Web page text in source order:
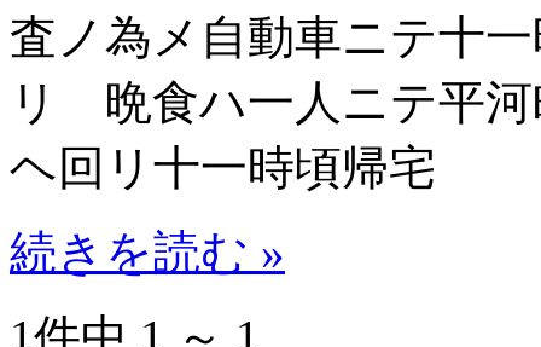
査ノ為メ自動車ニテ十
リ 晩食ハ一人ニテ平河
ヘ回リ十一時頃帰宅
続きを読む »